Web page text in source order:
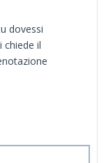
dovessi
chiede il